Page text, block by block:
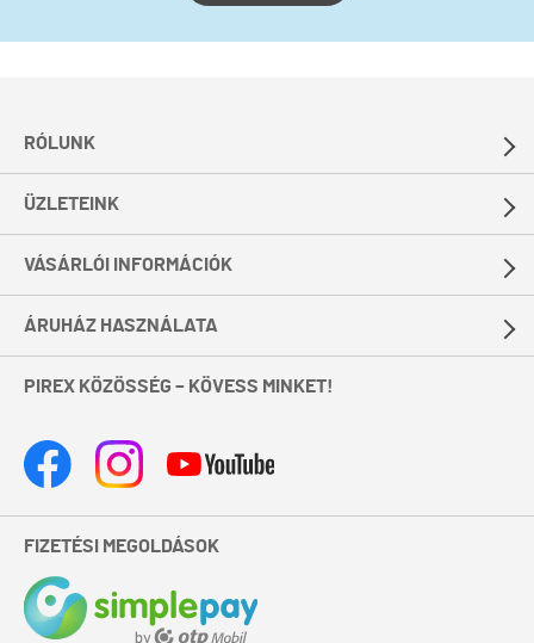
RÓLUNK
ÜZLETEINK
VÁSÁRLÓI INFORMÁCIÓK
ÁRUHÁZ HASZNÁLATA
PIREX KÖZÖSSÉG – KÖVESS MINKET!
FIZETÉSI MEGOLDÁSOK